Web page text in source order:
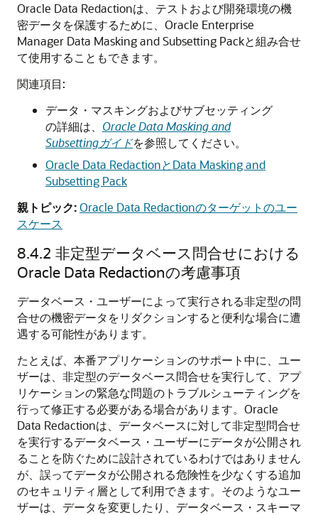
Oracle Data Redactionは、テストおよび開発環境の機
密データを保護するために、Oracle Enterprise
Manager Data Masking and Subsetting Packと組み合せ
て使用することもできます。
関連項目:
データ・マスキングおよびサブセッティング
の詳細は、 Oracle Data Masking and
Subsettingガイドを参照してください。
Oracle Data RedactionとData Masking and
Subsetting Pack
親トピック:Oracle Data Redactionのターゲットのユー
スケース
8.4.2 非定型データベース問合せにおける
Oracle Data Redactionの考慮事項
データベース・ユーザーによって実行される非定型の問
合せの機密データをリダクションすると便利な場合に遭
遇する可能性があります。
たとえば、本番アプリケーションのサポート中に、ユー
ザーは、非定型のデータベース問合せを実行して、アプ
リケーションの緊急な問題のトラブルシューティングを
行って修正する必要がある場合があります。Oracle
Data Redactionは、データベースに対して非定型問合せ
を実行するデータベース・ユーザーにデータが公開され
ることを防ぐために設計されているわけではありません
が、誤ってデータが公開される危険性を少なくする追加
のセキュリティ層として利用できます。そのようなユー
ザーは、データを変更したり、データベース・スキーマ